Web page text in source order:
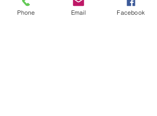
Phone Email Facebook